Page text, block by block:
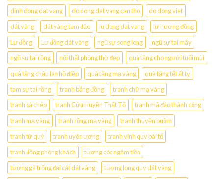
dinh dong dat vang
do dong dat vang can tho
do dong viet
dát vàng
dát vàng tam đảo lu dong dat vang
lư hương đồng
Lư đồng
Lư đồng dát vàng ngũ sự song long
ngũ sự tai mây
ngũ sự tai rồng
nội thất phòng thờ đẹp
quà tặng cho người tuổi mùi
quà tặng chậu lan hồ điệp
quà tặng mạ vàng
quà tặng tết ất tỵ
tam sự tai rồng
tranh bằng đồng
tranh chữ mạ vàng
tranh cá chép
tranh Cửu Huyền Thất Tổ
tranh mã đáo thành công
tranh mạ vàng
tranh rồng mạ vàng
tranh thuyền buồm
tranh tứ quý
tranh uyên ương
tranh vinh quy bái tổ
tranh đồng phòng khách
tượng cóc ngậm tiền
tượng gà trống đại cát dát vàng
tượng long quy dát vàng